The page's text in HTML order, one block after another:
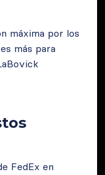
máxima por los
más para
FedEx en